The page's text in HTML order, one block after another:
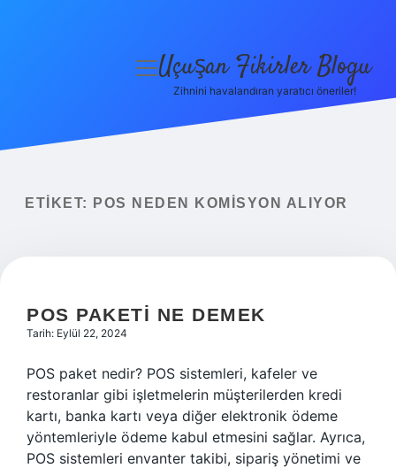
Yasal Uyarı
menüyü
Uçuşan Fikirler Blogu
Zihnini havalandıran yaratıcı öneriler!
ETIKET: POS NEDEN KOMISYON ALIYOR
POS PAKETI NE DEMEK
Tarih: Eylül 22, 2024
POS paket nedir? POS sistemleri, kafeler ve
restoranlar gibi işletmelerin müşterilerden kredi
kartı, banka kartı veya diğer elektronik ödeme
yöntemleriyle ödeme kabul etmesini sağlar. Ayrıca,
POS sistemleri envanter takibi, sipariş yönetimi ve